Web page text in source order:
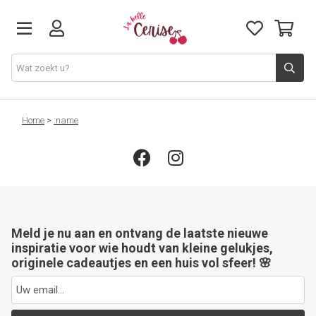
Just arrived
Juwelen & Accessoires
Lifestyle & Gifts
Cadeaubon
Home > :name
Meld je nu aan en ontvang de laatste nieuwe
inspiratie voor wie houdt van kleine gelukjes,
originele cadeautjes en een huis vol sfeer! 🌸